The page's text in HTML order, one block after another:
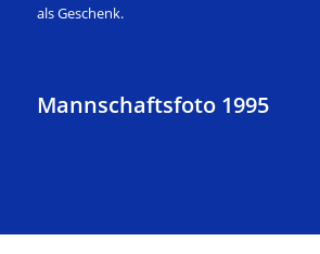
als Geschenk.
Mannschaftsfoto 1995